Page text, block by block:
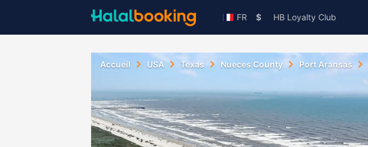
FR $ HB Loyalty Club
Accueil USA Texas Nueces County Port Aransas